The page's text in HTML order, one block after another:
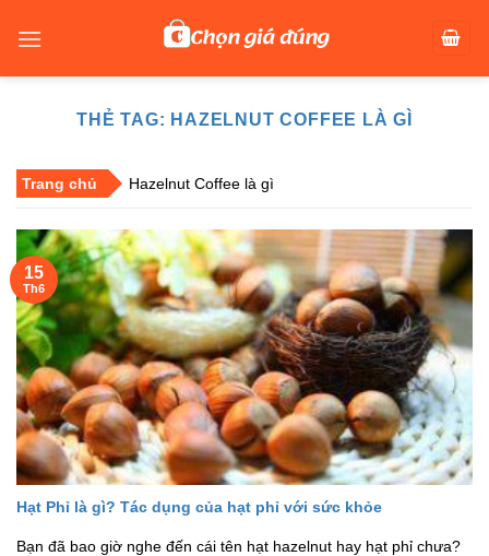
THẺ TAG: HAZELNUT COFFEE LÀ GÌ
Trang chủ Hazelnut Coffee là gì
Hạt Phỉ là gì? Tác dụng của hạt phỉ với sức khỏe
Bạn đã bao giờ nghe đến cái tên hạt hazelnut hay hạt phỉ chưa?
15
Th6